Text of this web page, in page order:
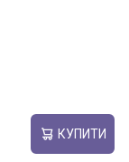
КУПИТИ